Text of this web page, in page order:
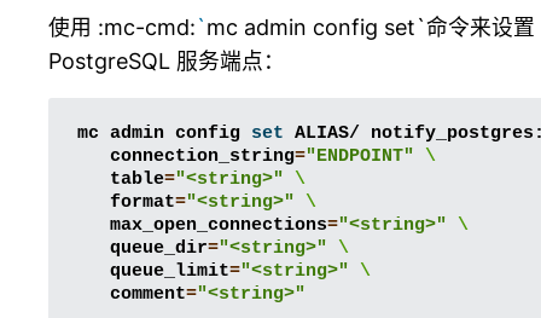
使用 :mc-cmd:`mc admin config set`命令来设置
PostgreSQL 服务端点：
mc admin config set ALIAS/
connection_string="ENDPOINT"
\
table="<string>"
\
format="<string>"
\
max_open_connections="<string>"
\
queue_dir="<string>"
\
queue_limit="<string>"
\
comment="<string>"